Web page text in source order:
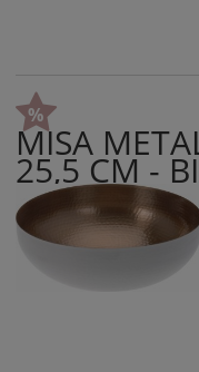
MISA
25,5 CM -